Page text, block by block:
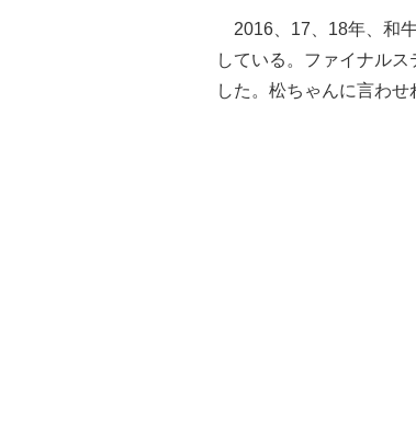
2016、17、18年、和
している。ファイナル
した。松ちゃんに言わ